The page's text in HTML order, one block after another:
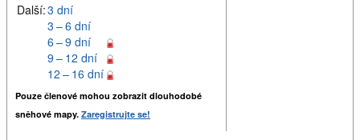
Další:3 dní
3 – 6 dní
6 – 9 dní
9 – 12 dní
12 – 16 dní
Pouze členové mohou zobrazit dlouhodobé
sněhové mapy. Zaregistrujte se!